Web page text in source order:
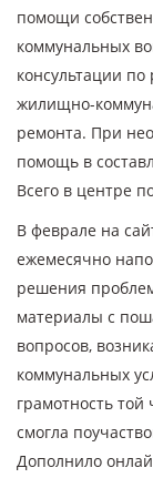
помощи
коммунальных
консультации
жилищно-
ремонта. При
помощь в
Всего в центре
В феврале на
ежемесячно
решения
материалы с
вопросов,
коммунальных
грамотность той
смогла
Дополнило